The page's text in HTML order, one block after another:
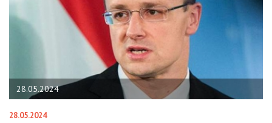
28.05.2024
28.05.2024